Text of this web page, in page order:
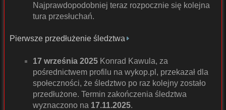
Najprawdopodobniej teraz rozpocznie się kolejna
tura przesłuchań.
Pierwsze przedłużenie śledztwa
17 września 2025 Konrad Kawula, za
pośrednictwem profilu na wykop.pl, przekazał dla
społeczności, że śledztwo po raz kolejny zostało
przedłużone. Termin zakończenia śledztwa
wyznaczono na 17.11.2025.